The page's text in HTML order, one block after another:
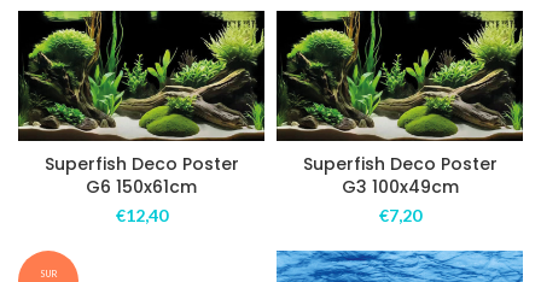
Superfish Deco Poster
G6 150x61cm
€12,40
Superfish Deco Poster
G3 100x49cm
€7,20
SUR